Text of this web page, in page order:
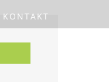
KONTAKT